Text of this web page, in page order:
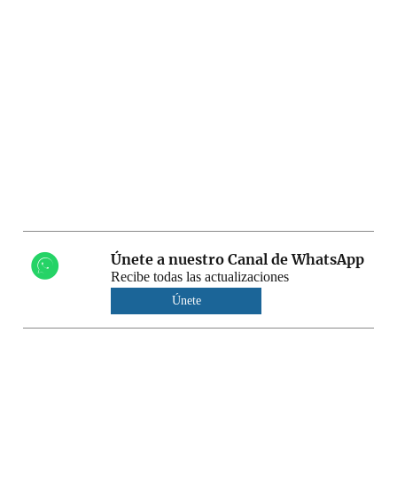
Únete a nuestro Canal de WhatsApp
Recibe todas las actualizaciones
Únete